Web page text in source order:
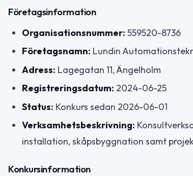
Företagsinformation
Organisationsnummer: 559520-8736
Företagsnamn: Lundin
Adress: Lagegatan 11, Ängelholm
Registreringsdatum: 2024-06-25
Status: Konkurs sedan 2026-06-01
Verksamhetsbeskrivning:
installation, skåpsbyggnation samt
Konkursinformation